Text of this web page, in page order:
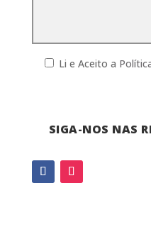
Li e Aceito a
SIGA-NOS NAS